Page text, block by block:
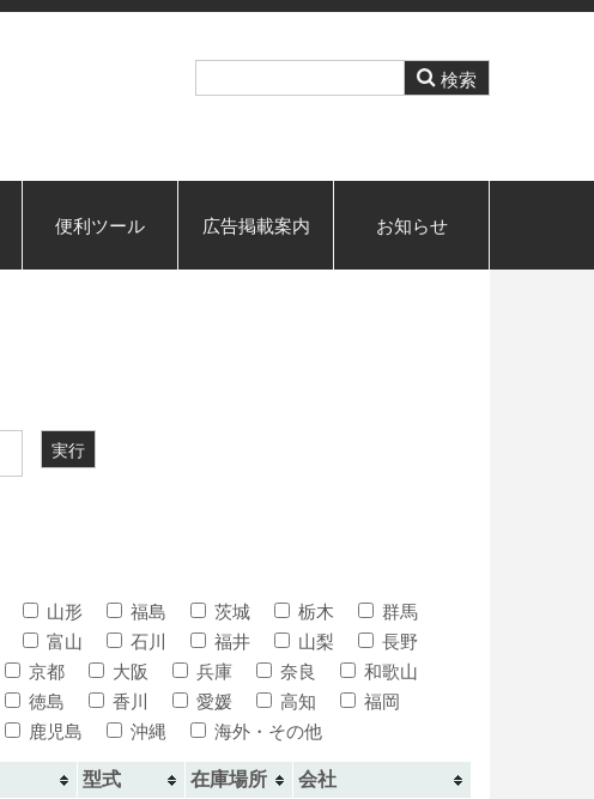
便利ツール 広告掲載案内 お知らせ
山形 福島 茨城 栃木
群馬
富山 石川 福井 山梨
長野
京都 大阪 兵庫 奈良
和歌山
徳島 香川 愛媛 高知
福岡
鹿児島 沖縄 海外・その他
型式 在庫場所 会社